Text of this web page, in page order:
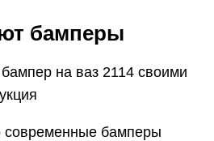
бамперы
на ваз 2114 своими
современные бамперы